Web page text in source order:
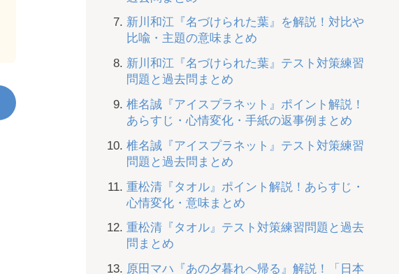
新川和江『名づけられた葉』を解説！対比や
比喩・主題の意味まとめ
新川和江『名づけられた葉』テスト対策練習
問題と過去問まとめ
椎名誠『アイスプラネット』ポイント解説！
あらすじ・心情変化・手紙の返事例まとめ
椎名誠『アイスプラネット』テスト対策練習
問題と過去問まとめ
重松清『タオル』ポイント解説！あらすじ・
心情変化・意味まとめ
重松清『タオル』テスト対策練習問題と過去
問まとめ
原田マハ『あの夕暮れへ帰る』解説！「日本